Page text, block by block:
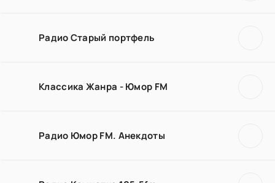
Радио Старый портфель
Классика Жанра - Юмор FM
Радио Юмор FM. Анекдоты